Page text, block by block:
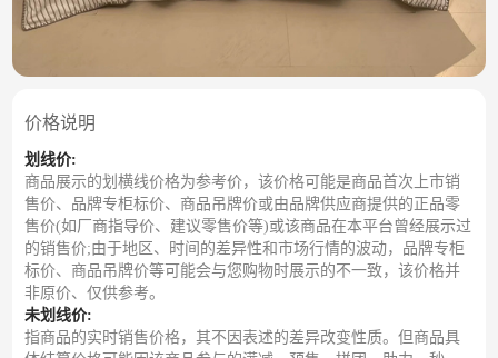
价格说明
划线价:
商品展示的划横线价格为参考价，该价格可能是商品首次上市销
售价、品牌专柜标价、商品吊牌价或由品牌供应商提供的正品零
售价(如厂商指导价、建议零售价等)或该商品在本平台曾经展示过
的销售价;由于地区、时间的差异性和市场行情的波动，品牌专柜
标价、商品吊牌价等可能会与您购物时展示的不一致，该价格并
非原价、仅供参考。
未划线价:
指商品的实时销售价格，其不因表述的差异改变性质。但商品具